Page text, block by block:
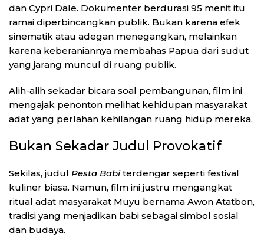
dan Cypri Dale. Dokumenter berdurasi 95 menit itu
ramai diperbincangkan publik. Bukan karena efek
sinematik atau adegan menegangkan, melainkan
karena keberaniannya membahas Papua dari sudut
yang jarang muncul di ruang publik.
Alih-alih sekadar bicara soal pembangunan, film ini
mengajak penonton melihat kehidupan masyarakat
adat yang perlahan kehilangan ruang hidup mereka.
Bukan Sekadar Judul Provokatif
Sekilas, judul Pesta Babiterdengar seperti festival
kuliner biasa. Namun, film ini justru mengangkat
ritual adat masyarakat Muyu bernama Awon Atatbon,
tradisi yang menjadikan babi sebagai simbol sosial
dan budaya.